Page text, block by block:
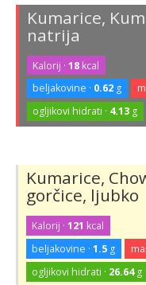
Kumarice,
natrija
Kalorij ·18 kcal
beljakovine · 0.62 g
ogljikovi hidrati · 4.13 g
Kumarice,
gorčice, ljubko
Kalorij ·121 kcal
beljakovine ·1.5 g
ogljikovi hidrati · 26.64g